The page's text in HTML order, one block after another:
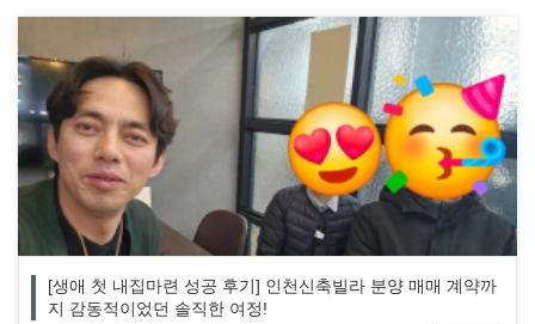
[생애 첫 내집마련 성공 후기] 인천신축빌라 분양 매매 계약까
지 감동적이었던 솔직한 여정!